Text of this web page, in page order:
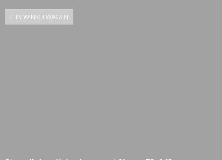
IN WINKELWAGEN